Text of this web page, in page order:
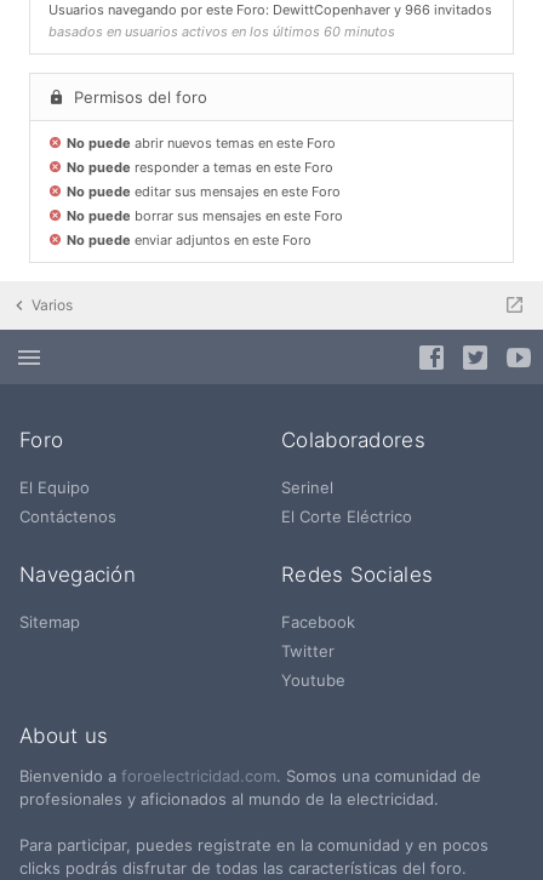
Usuarios navegando por este Foro: DewittCopenhaver y 966 invitados
basados en usuarios activos en los últimos 60 minutos
Permisos del foro
No puede abrir nuevos temas en este Foro
No puede responder a temas en este Foro
No puede editar sus mensajes en este Foro
No puede borrar sus mensajes en este Foro
No puede enviar adjuntos en este Foro
Varios
Foro
El Equipo
Contáctenos
Colaboradores
Serinel
El Corte Eléctrico
Navegación
Sitemap
Redes Sociales
Facebook
Twitter
Youtube
About us
Bienvenido a foroelectricidad.com. Somos una comunidad de
profesionales y aficionados al mundo de la electricidad.
Para participar, puedes registrate en la comunidad y en pocos
clicks podrás disfrutar de todas las características del foro.